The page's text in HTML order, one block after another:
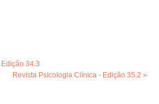
34.3
Revista Psicologia Clínica - Edição 35.2 »